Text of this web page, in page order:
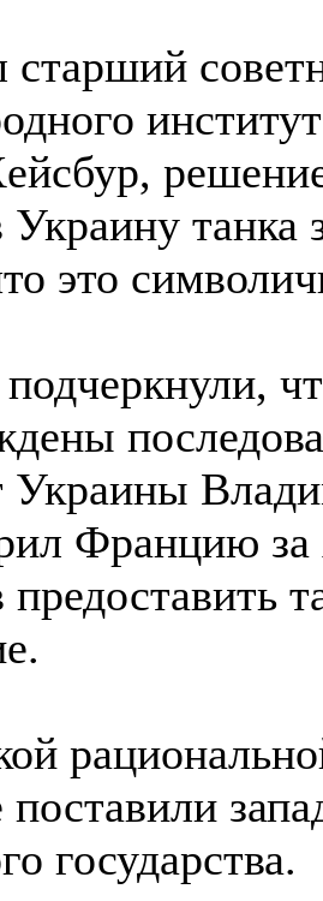
старший
Украину танка
это
Украины
Францию
государства.